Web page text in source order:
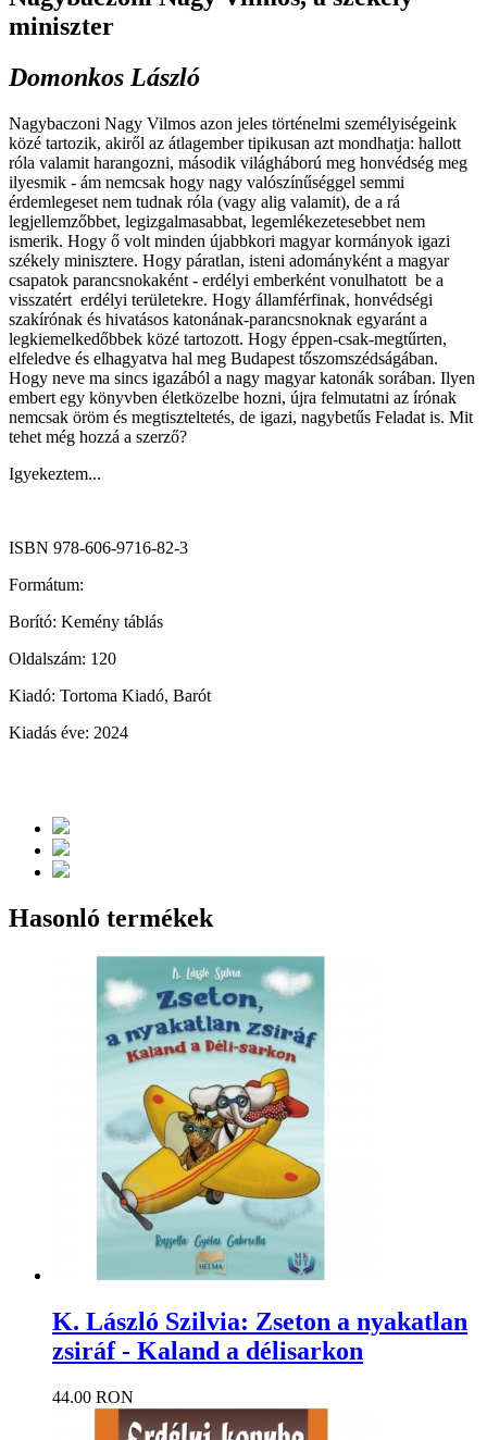
miniszter
Domonkos László
Nagybaczoni Nagy Vilmos azon jeles történelmi személyiségeink
közé tartozik, akiről az átlagember tipikusan azt mondhatja: hallott
róla valamit harangozni, második világháború meg honvédség meg
ilyesmik - ám nemcsak hogy nagy valószínűséggel semmi
érdemlegeset nem tudnak róla (vagy alig valamit), de a rá
legjellemzőbbet, legizgalmasabbat, legemlékezetesebbet nem
ismerik. Hogy ő volt minden újabbkori magyar kormányok igazi
székely minisztere. Hogy páratlan, isteni adományként a magyar
csapatok parancsnokaként - erdélyi emberként vonulhatott be a
visszatért erdélyi területekre. Hogy államférfinak, honvédségi
szakírónak és hivatásos katonának-parancsnoknak egyaránt a
legkiemelkedőbbek közé tartozott. Hogy éppen-csak-megtűrten,
elfeledve és elhagyatva hal meg Budapest tőszomszédságában.
Hogy neve ma sincs igazából a nagy magyar katonák sorában. Ilyen
embert egy könyvben életközelbe hozni, újra felmutatni az írónak
nemcsak öröm és megtiszteltetés, de igazi, nagybetűs Feladat is. Mit
tehet még hozzá a szerző?
Igyekeztem...
ISBN 978-606-9716-82-3
Formátum:
Borító: Kemény táblás
Oldalszám: 120
Kiadó: Tortoma Kiadó, Barót
Kiadás éve: 2024
Hasonló termékek
K. László Szilvia: Zseton a nyakatlan
zsiráf - Kaland a délisarkon
44.00 RON